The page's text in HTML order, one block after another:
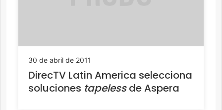
30 de abril de 2011
DirecTV Latin America selecciona
soluciones tapelessde Aspera